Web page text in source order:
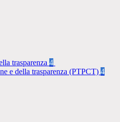
trasparenza 4
e della trasparenza (PTPCT) 4